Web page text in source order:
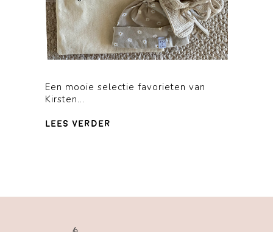
Een mooie selectie favorieten van
Kirsten...
lees verder